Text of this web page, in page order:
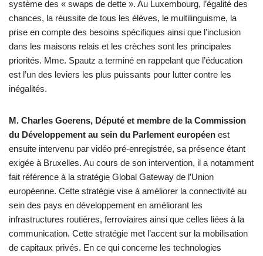
système des « swaps de dette ». Au Luxembourg, l’égalité des
chances, la réussite de tous les élèves, le multilinguisme, la
prise en compte des besoins spécifiques ainsi que l’inclusion
dans les maisons relais et les crèches sont les principales
priorités. Mme. Spautz a terminé en rappelant que l’éducation
est l’un des leviers les plus puissants pour lutter contre les
inégalités.
M. Charles Goerens, Député et membre de la Commission
du Développement au sein du Parlement européen est
ensuite intervenu par vidéo pré-enregistrée, sa présence étant
exigée à Bruxelles. Au cours de son intervention, il a notamment
fait référence à la stratégie Global Gateway de l’Union
européenne. Cette stratégie vise à améliorer la connectivité au
sein des pays en développement en améliorant les
infrastructures routières, ferroviaires ainsi que celles liées à la
communication. Cette stratégie met l’accent sur la mobilisation
de capitaux privés. En ce qui concerne les technologies